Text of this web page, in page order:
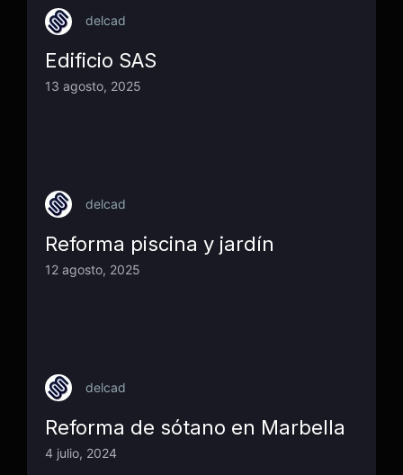
delcad
Edificio SAS
13 agosto, 2025
delcad
Reforma piscina y jardín
12 agosto, 2025
delcad
Reforma de sótano en Marbella
4 julio, 2024